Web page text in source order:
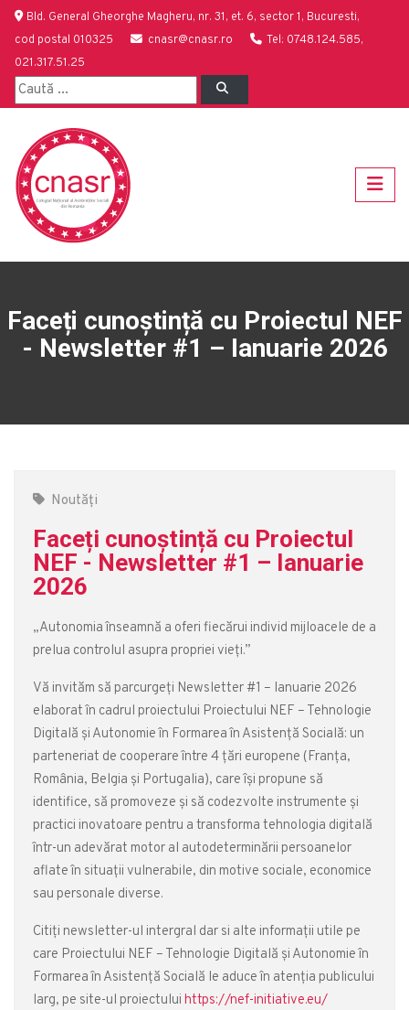
Bld. General Gheorghe Magheru, nr. 31, et. 6, sector 1, Bucuresti,
cod postal 010325
cnasr@cnasr.ro
Tel: 0748.124.585,
021.317.51.25
Faceți cunoștință cu Proiectul NEF
- Newsletter #1 – Ianuarie 2026
Noutăți
Faceți cunoștință cu Proiectul
NEF - Newsletter #1 – Ianuarie
2026
„Autonomia înseamnă a oferi fiecărui individ mijloacele de a
prelua controlul asupra propriei vieți.”
Vă invităm să parcurgeți Newsletter #1 – Ianuarie 2026
elaborat în cadrul proiectului Proiectului NEF – Tehnologie
Digitală și Autonomie în Formarea în Asistență Socială: un
parteneriat de cooperare între 4 țări europene (Franța,
România, Belgia și Portugalia), care își propune să
identifice, să promoveze și să codezvolte instrumente și
practici inovatoare pentru a transforma tehnologia digitală
într-un adevărat motor al autodeterminării persoanelor
aflate în situații vulnerabile, din motive sociale, economice
sau personale diverse.
Citiți newsletter-ul intergral dar si alte informații utile pe
care Proiectului NEF – Tehnologie Digitală și Autonomie în
Formarea în Asistență Socială le aduce în atenția publicului
larg, pe site-ul proiectului https://nef-initiative.eu/